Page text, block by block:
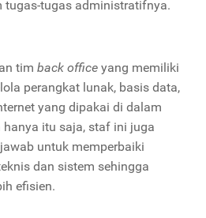
tugas-tugas administratifnya.
tim back office yang memiliki
perangkat lunak, basis data,
yang dipakai di dalam
hanya itu saja, staf ini juga
untuk memperbaiki
dan sistem sehingga
efisien.